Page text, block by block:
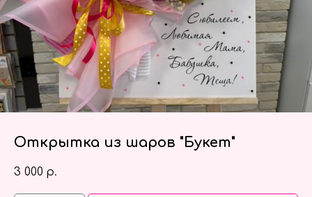
Открытка из шаров "Букет"
3 000 р.